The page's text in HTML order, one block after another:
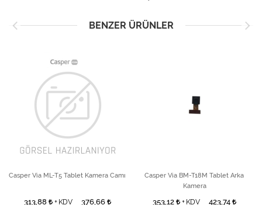
BENZER ÜRÜNLER
Casper Via ML-T5 Tablet Kamera Camı
313,88 + KDV 376,66
Casper Via BM-T18M Tablet Arka
Kamera
353,12 + KDV 423,74